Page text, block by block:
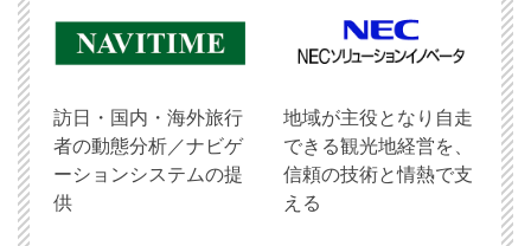
訪日・国内・海外旅行
者の動態分析／ナビゲ
ーションシステムの提
供
地域が主役となり自走
できる観光地経営を、
信頼の技術と情熱で支
える